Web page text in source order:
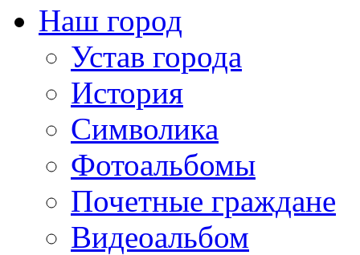
Наш город
Устав города
История
Символика
Фотоальбомы
Почетные граждане
Видеоальбом